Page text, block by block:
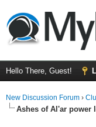
Hello There, Guest!
New Discussion Forum ›
Ashes of Al'ar power